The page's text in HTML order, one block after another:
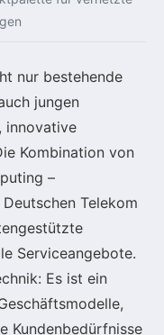
nur bestehende
jungen
innovative
Kombination von
–
Telekom
Serviceangebote.
Es ist ein
Kundenbedürfnisse